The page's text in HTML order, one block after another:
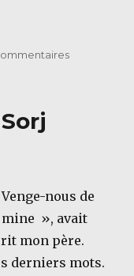
sur
nous de
», avait
mon père.
derniers mots.